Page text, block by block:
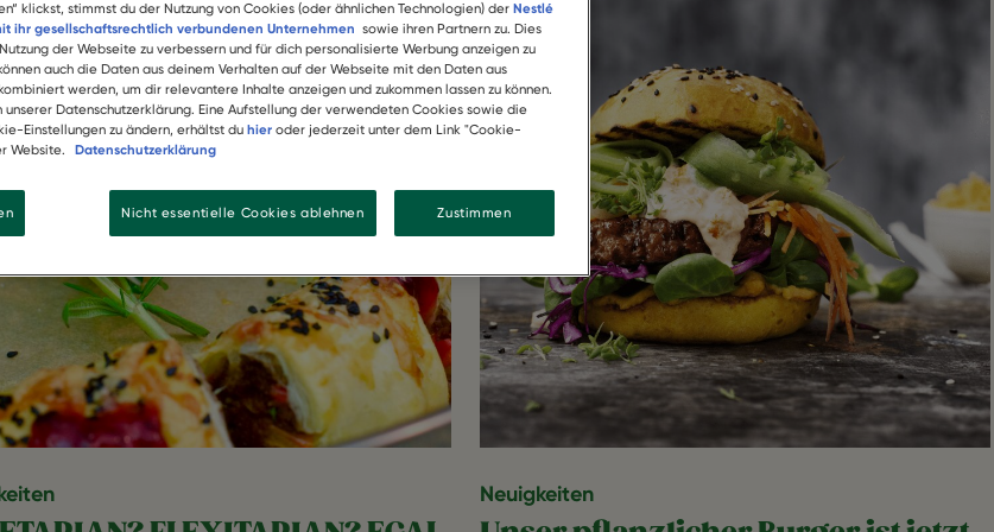
Neuigkeiten
klickst, stimmst du der Nutzung von Cookies (oder ähnlichen Technologien) der Nestlé
ihr gesellschaftsrechtlich verbundenen Unternehmen sowie ihren Partnern zu. Dies
der Webseite zu verbessern und für dich personalisierte Werbung anzeigen zu
auch die Daten aus deinem Verhalten auf der Webseite mit den Daten aus
werden, um dir relevantere Inhalte anzeigen und zukommen lassen zu können.
unserer Datenschutzerklärung. Eine Aufstellung der verwendeten Cookies sowie die
Einstellungen zu ändern, erhältst du hier oder jederzeit unter dem Link "Cookie-
Website.
Datenschutzerklärung
Nicht essentielle Cookies ablehnen Zustimmen